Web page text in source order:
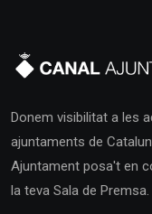
Donem visibilitat a les
ajuntaments de
Ajuntament posa't en
la teva Sala de Premsa.